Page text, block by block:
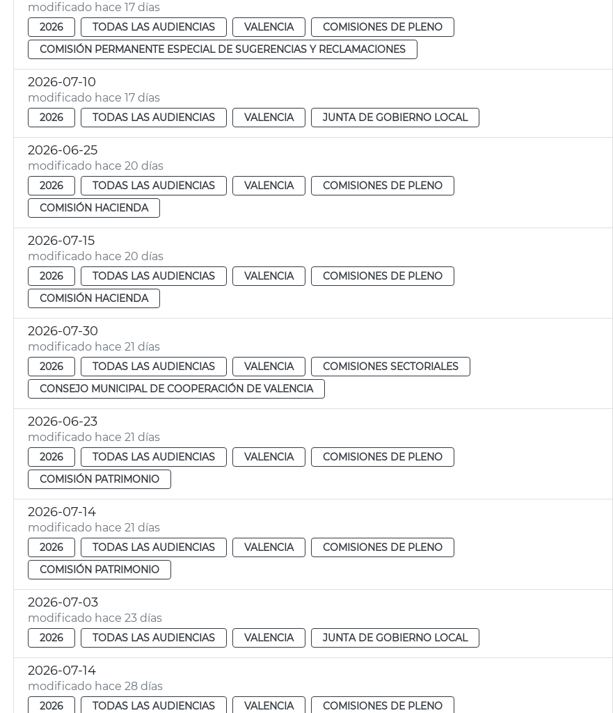
modificado hace 17 días
2026 TODAS LAS AUDIENCIAS VALENCIA
COMISIONES DE PLENO
COMISIÓN PERMANENTE ESPECIAL DE SUGERENCIAS Y RECLAMACIONES
2026-07-10
modificado hace 17 días
2026 TODAS LAS AUDIENCIAS VALENCIA JUNTA DE GOBIERNO LOCAL
2026-06-25
modificado hace 20 días
2026 TODAS LAS AUDIENCIAS VALENCIA
COMISIONES DE PLENO
COMISIÓN HACIENDA
2026-07-15
modificado hace 20 días
2026 TODAS LAS AUDIENCIAS VALENCIA
COMISIONES DE PLENO
COMISIÓN HACIENDA
2026-07-30
modificado hace 21 días
2026 TODAS LAS AUDIENCIAS VALENCIA
COMISIONES SECTORIALES
CONSEJO MUNICIPAL DE COOPERACIÓN DE VALENCIA
2026-06-23
modificado hace 21 días
2026 TODAS LAS AUDIENCIAS VALENCIA
COMISIONES DE PLENO
COMISIÓN PATRIMONIO
2026-07-14
modificado hace 21 días
2026 TODAS LAS AUDIENCIAS VALENCIA
COMISIONES DE PLENO
COMISIÓN PATRIMONIO
2026-07-03
modificado hace 23 días
2026 TODAS LAS AUDIENCIAS VALENCIA JUNTA DE GOBIERNO LOCAL
2026-07-14
modificado hace 28 días
2026 TODAS LAS AUDIENCIAS VALENCIA
COMISIONES DE PLENO